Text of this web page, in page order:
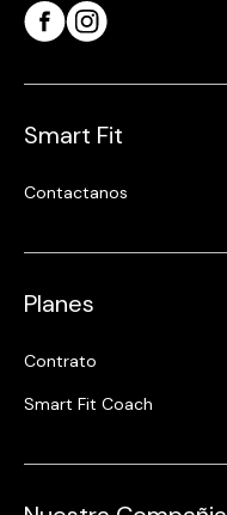
Smart Fit
Contactanos
Planes
Contrato
Smart Fit Coach